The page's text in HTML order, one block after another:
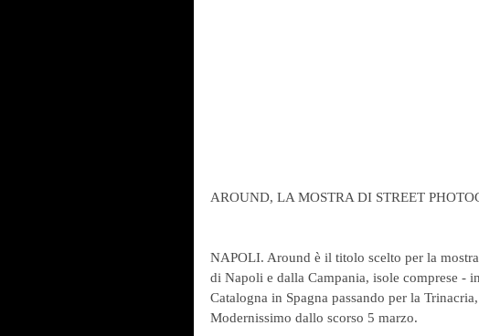
AROUND, LA MOSTRA DI STREET
NAPOLI. Around è il titolo scelto per la
di Napoli e dalla Campania, isole comprese -
Catalogna in Spagna passando per la
Modernissimo dallo scorso 5 marzo.